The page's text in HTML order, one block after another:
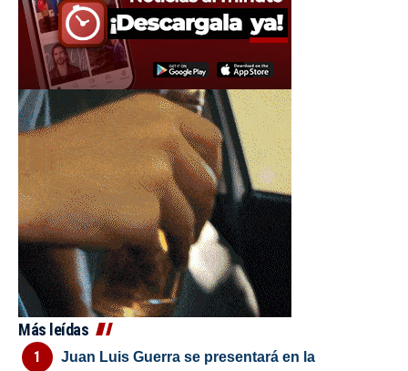
Más leídas
Juan Luis Guerra se presentará en la